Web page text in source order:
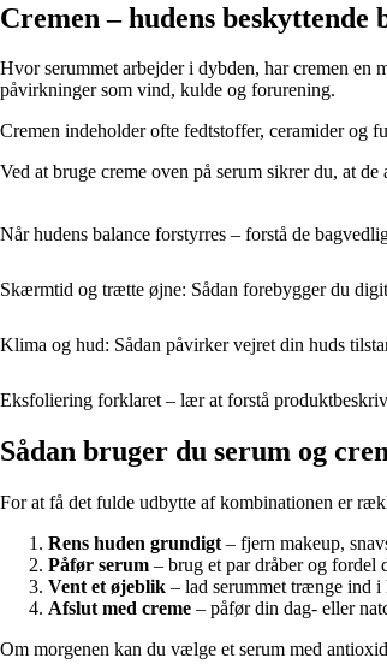
Cremen – hudens beskyttende
Hvor serummet arbejder i dybden, har cremen en
påvirkninger som vind, kulde og forurening.
Cremen indeholder ofte fedtstoffer, ceramider og
Ved at bruge creme oven på serum sikrer du, at
Når hudens balance forstyrres – forstå de
Skærmtid og trætte øjne: Sådan forebygger du
Klima og hud: Sådan påvirker vejret din huds
Eksfoliering forklaret – lær at forstå
Sådan bruger du serum og
For at få det fulde udbytte af kombinationen er
Rens huden grundigt – fjern makeup,
Påfør serum – brug et par dråber og fordel
Vent et øjeblik – lad serummet trænge ind i
Afslut med creme – påfør din dag- eller
Om morgenen kan du vælge et serum med